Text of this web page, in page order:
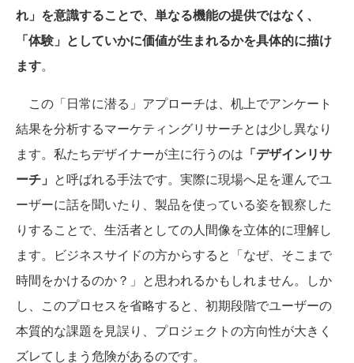
れ」を意識することで、単なる機能の提供ではなく、
「体験」としていかに価値が生まれるかを具体的に描け
ます。
この「日常に潜る」アプローチは、机上でアンケート
結果を分析するマーケティングリサーチとは少し異なり
ます。私たちデザイナーが主に行うのは 「デザインリサ
ーチ」 と呼ばれる手法です。実際に現場へ足を運んでユ
ーザーに話を聞いたり、製品を使っている姿を観察した
りすることで、生活者としての人間像を立体的に理解し
ます。ビジネスサイドの方からすると「なぜ、そこまで
時間をかけるのか？」と思われるかもしれません。しか
し、このプロセスを省略すると、初期段階でユーザーの
本質的な課題を見誤り、プロジェクトの方向性が大きく
ズレてしまう危険があるのです。